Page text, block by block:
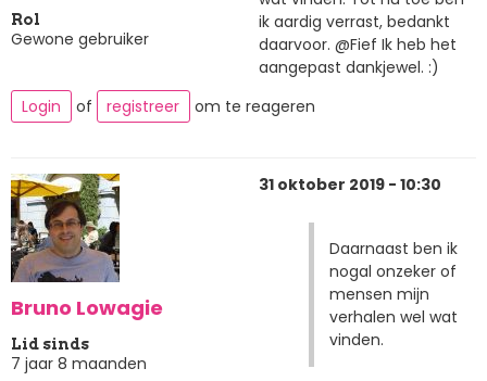
Rol
Gewone gebruiker
ik aardig verrast, bedankt
daarvoor. @Fief Ik heb het
aangepast dankjewel. :)
Login
of registreer om te reageren
Bruno Lowagie
Lid sinds
7 jaar 8 maanden
31 oktober 2019 - 10:30
Daarnaast ben ik
nogal onzeker of
mensen mijn
verhalen wel wat
vinden.